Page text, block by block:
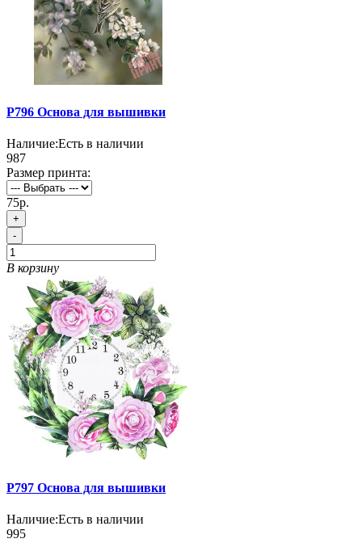
P796 Основа для вышивки
Наличие:Есть в наличии
987
Размер принта:
75р.
+
-
В корзину
P797 Основа для вышивки
Наличие:Есть в наличии
995